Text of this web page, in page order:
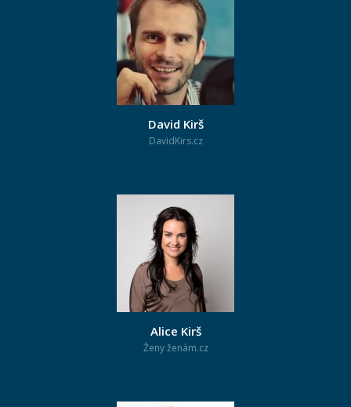
David Kirš
DavidKirs.cz
Alice Kirš
Ženy ženám.cz